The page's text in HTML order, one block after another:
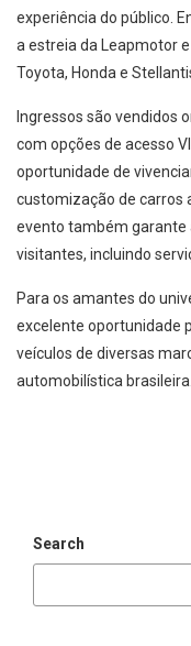
experiência do público.
a estreia da Leapmotor
Toyota, Honda e
Ingressos são vendidos
com opções de acesso
oportunidade de
customização de carros
evento também garante
visitantes, incluindo
Para os amantes do
excelente oportunidade
veículos de diversas
automobilística brasileira.
Search